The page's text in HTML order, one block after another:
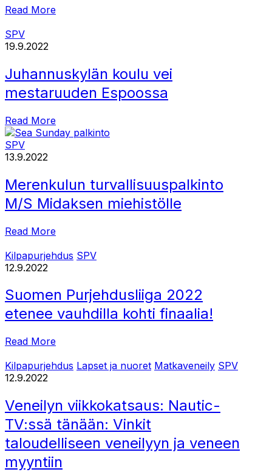
Read More
SPV
19.9.2022
Juhannuskylän koulu vei
mestaruuden Espoossa
Read More
SPV
13.9.2022
Merenkulun turvallisuuspalkinto
M/S Midaksen miehistölle
Read More
Kilpapurjehdus SPV
12.9.2022
Suomen Purjehdusliiga 2022
etenee vauhdilla kohti finaalia!
Read More
Kilpapurjehdus Lapset ja nuoret Matkaveneily SPV
12.9.2022
Veneilyn viikkokatsaus: Nautic-
TV:ssä tänään: Vinkit
taloudelliseen veneilyyn ja veneen
myyntiin